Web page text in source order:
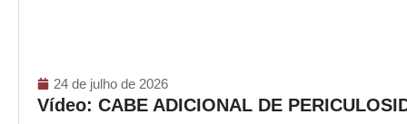
24 de julho de 2026
Vídeo: CABE ADICIONAL DE